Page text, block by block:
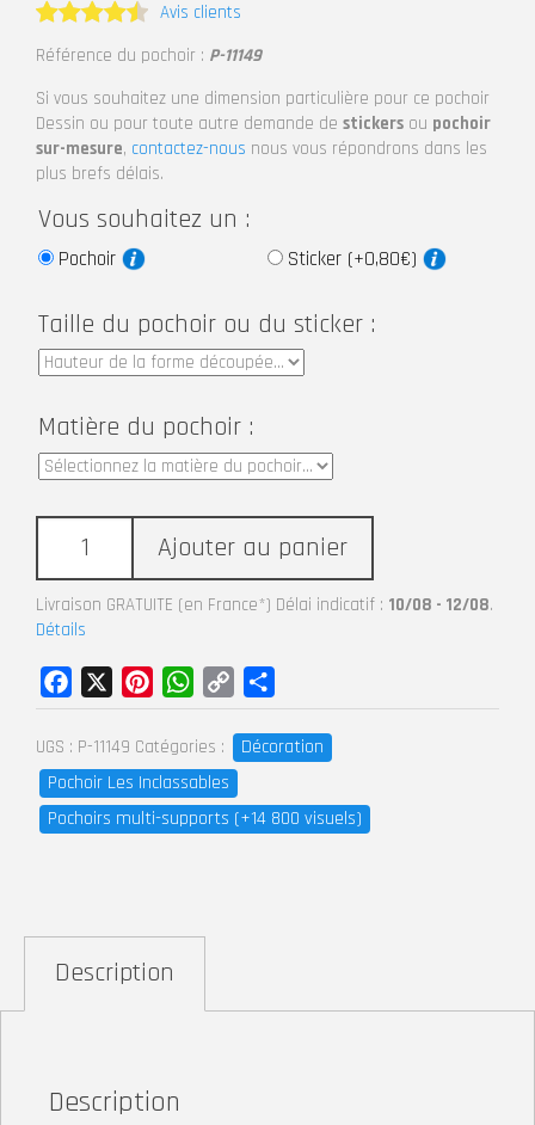
Note4.5
Avis clients
Référence du pochoir : P-11149
Si vous souhaitez une dimension particulière pour ce pochoir
Dessin ou pour toute autre demande de stickers ou pochoir
sur-mesure, contactez-nous nous vous répondrons dans les
plus brefs délais.
Vous souhaitez un :
Pochoir Sticker (+0,80€)
Taille du pochoir ou du sticker :
Matière du pochoir :
Ajouter au panier
Livraison GRATUITE (en France*) Délai indicatif : 10/08 - 12/08.
Détails
UGS : P-11149 Catégories :
Décoration
Pochoir Les Inclassables
Pochoirs multi-supports (+14 800 visuels)
Facebook PinterestWhatsApp
Copy
Link
Description
Description